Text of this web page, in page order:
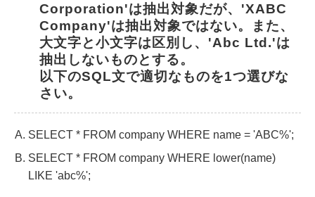
Corporation'は抽出対象だが、'XABC
Company'は抽出対象ではない。また、
大文字と小文字は区別し、'Abc Ltd.'は
抽出しないものとする。
以下のSQL文で適切なものを1つ選びな
さい。
SELECT * FROM company WHERE name = 'ABC%';
SELECT * FROM company WHERE lower(name)
LIKE 'abc%';